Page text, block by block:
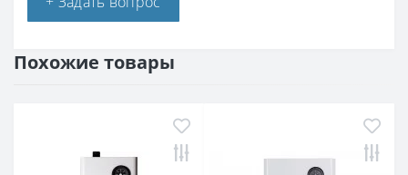
Похожие товары